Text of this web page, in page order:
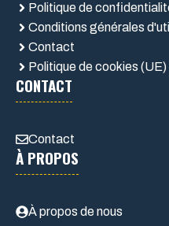
Politique de
Conditions générales
Contact
Politique de cookies (UE)
CONTACT
Contact
À PROPOS
À propos de nous